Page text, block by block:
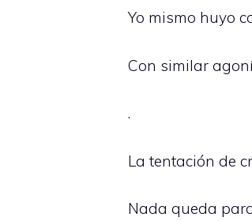
Yo mismo huyo
Con similar
.
La tentación de
Nada queda